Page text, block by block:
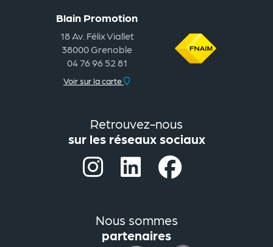
Blain Promotion
18 Av. Félix Viallet
38000 Grenoble
04 76 96 52 81
Voir sur la carte
Retrouvez-nous
sur les réseaux sociaux
Nous sommes
partenaires